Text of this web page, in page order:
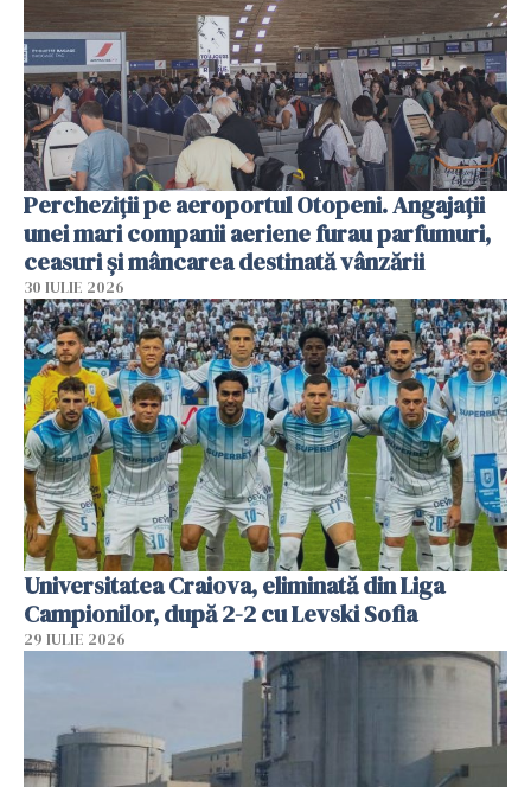
Percheziții pe aeroportul Otopeni. Angajații
unei mari companii aeriene furau parfumuri,
ceasuri și mâncarea destinată vânzării
30 IULIE 2026
Universitatea Craiova, eliminată din Liga
Campionilor, după 2-2 cu Levski Sofia
29 IULIE 2026